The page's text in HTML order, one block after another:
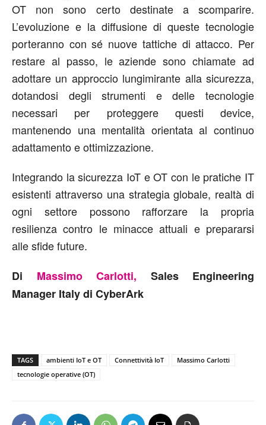
OT non sono certo destinate a scomparire.
L’evoluzione e la diffusione di queste tecnologie
porteranno con sé nuove tattiche di attacco. Per
restare al passo, le aziende sono chiamate ad
adottare un approccio lungimirante alla sicurezza,
dotandosi degli strumenti e delle tecnologie
necessari per proteggere questi device,
mantenendo una mentalità orientata al continuo
adattamento e ottimizzazione.
Integrando la sicurezza IoT e OT con le pratiche IT
esistenti attraverso una strategia globale, realtà di
ogni settore possono rafforzare la propria
resilienza contro le minacce attuali e prepararsi
alle sfide future.
Di Massimo Carlotti, Sales Engineering
Manager Italy di CyberArk
TAGS ambienti IoT e OT Connettività IoT
Massimo Carlotti
tecnologie operative (OT)